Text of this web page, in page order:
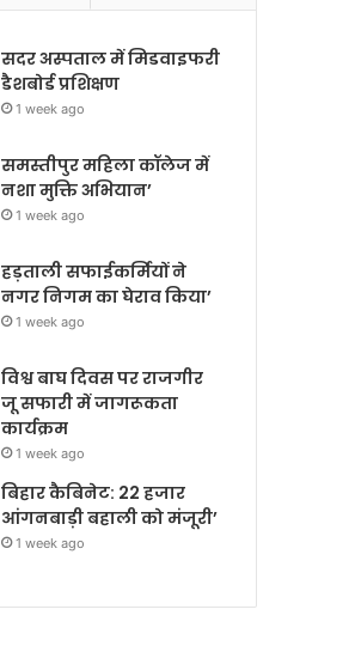
सदर अस्पताल में मिडवाइफरी
डैशबोर्ड प्रशिक्षण
1 week ago
समस्तीपुर महिला कॉलेज में
नशा मुक्ति अभियान’
1 week ago
हड़ताली सफाईकर्मियों ने
नगर निगम का घेराव किया’
1 week ago
विश्व बाघ दिवस पर राजगीर
जू सफारी में जागरूकता
कार्यक्रम
1 week ago
बिहार कैबिनेट: 22 हजार
आंगनबाड़ी बहाली को मंजूरी’
1 week ago